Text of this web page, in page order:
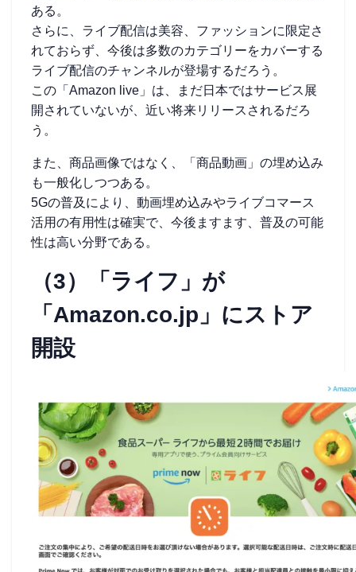
ある。
さらに、ライブ配信は美容、ファッションに限定さ
れておらず、今後は多数のカテゴリーをカバーする
ライブ配信のチャンネルが登場するだろう。
この「Amazon live」は、まだ日本ではサービス展
開されていないが、近い将来リリースされるだろ
う。
また、商品画像ではなく、「商品動画」の埋め込み
も一般化しつつある。
5Gの普及により、動画埋め込みやライブコマース
活用の有用性は確実で、今後ますます、普及の可能
性は高い分野である。
（3）「ライフ」が
「Amazon.co.jp」にストア
開設